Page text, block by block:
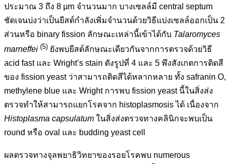
ประมาณ 3 ถึง 8 µm จำนวนมาก บางเซลล์มี central septum
ชัดเจนบ่งว่าเป็นยีสต์กำลังเพิ่มจำนวนด้วยวิธีแบ่งเซลล์ออกเป็น 2
ส่วนหรือ binary fission ลักษณะเหล่านี้เข้าได้กับ Talaromyces
marneffei (5) ยังพบยีสต์ลักษณะเดียวกันจากการตรวจด้วยวิธี
acid fast และ Wright’s stain ดังรูปที่ 4 และ 5 พึงสังเกตการติดสี
ของ fission yeast ว่าสามารถติดสีได้หลากหลาย ทั้ง safranin O,
methylene blue และ Wright การพบ fission yeast นี้ในสิ่งส่ง
ตรวจทำให้สามารถแยกโรคจาก histoplasmosis ได้ เนื่องจาก
Histoplasma capsulatum ในสิ่งส่งตรวจทางคลินิกจะพบเป็น
round หรือ oval และ budding yeast cell
ผลตรวจทางจุลพยาธิวิทยาของรอยโรคพบ numerous